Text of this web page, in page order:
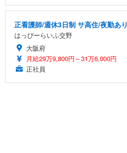
正看護師/週休3日制 サ高住/夜勤あり
はっぴーらいふ交野
大阪府
月給29万9,800円～31万6,000円
正社員